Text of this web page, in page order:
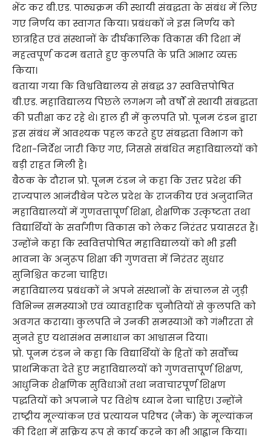
भेंट कर बी.एड. पाठ्यक्रम की स्थायी संबद्धता के संबंध में लिए
गए निर्णय का स्वागत किया। प्रबंधकों ने इस निर्णय को
छात्रहित एवं संस्थानों के दीर्घकालिक विकास की दिशा में
महत्वपूर्ण कदम बताते हुए कुलपति के प्रति आभार व्यक्त
किया।
बताया गया कि विश्वविद्यालय से संबद्ध 37 स्ववित्तपोषित
बी.एड. महाविद्यालय पिछले लगभग नौ वर्षों से स्थायी संबद्धता
की प्रतीक्षा कर रहे थे। हाल ही में कुलपति प्रो. पूनम टंडन द्वारा
इस संबंध में आवश्यक पहल करते हुए संबद्धता विभाग को
दिशा-निर्देश जारी किए गए, जिससे संबंधित महाविद्यालयों को
बड़ी राहत मिली है।
बैठक के दौरान प्रो. पूनम टंडन ने कहा कि उत्तर प्रदेश की
राज्यपाल आनंदीबेन पटेल प्रदेश के राजकीय एवं अनुदानित
महाविद्यालयों में गुणवत्तापूर्ण शिक्षा, शैक्षणिक उत्कृष्टता तथा
विद्यार्थियों के सर्वांगीण विकास को लेकर निरंतर प्रयासरत हैं।
उन्होंने कहा कि स्ववित्तपोषित महाविद्यालयों को भी इसी
भावना के अनुरूप शिक्षा की गुणवत्ता में निरंतर सुधार
सुनिश्चित करना चाहिए।
महाविद्यालय प्रबंधकों ने अपने संस्थानों के संचालन से जुड़ी
विभिन्न समस्याओं एवं व्यावहारिक चुनौतियों से कुलपति को
अवगत कराया। कुलपति ने उनकी समस्याओं को गंभीरता से
सुनते हुए यथासंभव समाधान का आश्वासन दिया।
प्रो. पूनम टंडन ने कहा कि विद्यार्थियों के हितों को सर्वोच्च
प्राथमिकता देते हुए महाविद्यालयों को गुणवत्तापूर्ण शिक्षण,
आधुनिक शैक्षणिक सुविधाओं तथा नवाचारपूर्ण शिक्षण
पद्धतियों को अपनाने पर विशेष ध्यान देना चाहिए। उन्होंने
राष्ट्रीय मूल्यांकन एवं प्रत्यायन परिषद (नैक) के मूल्यांकन
की दिशा में सक्रिय रूप से कार्य करने का भी आह्वान किया।